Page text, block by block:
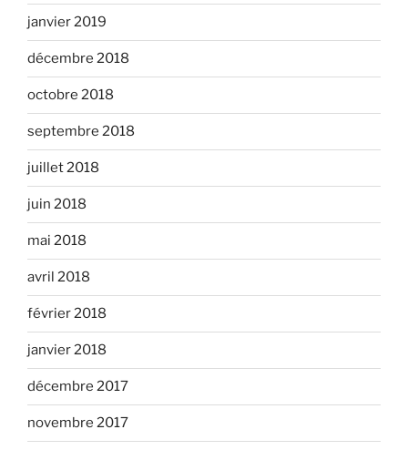
janvier 2019
décembre 2018
octobre 2018
septembre 2018
juillet 2018
juin 2018
mai 2018
avril 2018
février 2018
janvier 2018
décembre 2017
novembre 2017